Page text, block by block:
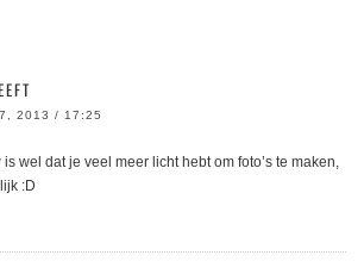
2013 / 17:25
wel dat je veel meer licht hebt om foto’s te maken,
:D